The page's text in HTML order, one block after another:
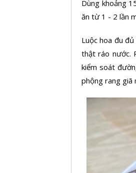
Dùng khoảng
ăn từ 1 - 2 lần
Luộc hoa đu
thật ráo nước.
kiểm soát
phộng rang giã